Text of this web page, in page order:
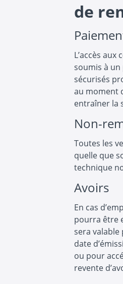
de
L’accès
soumis à un
sécurisés
au moment
entraîner la
Non-
Toutes les
quelle que
technique
Avoirs
En cas
pourra être
sera
date
ou pour
revente